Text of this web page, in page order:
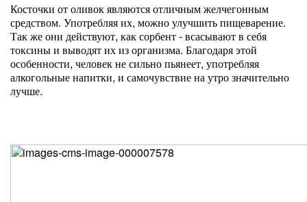
Косточки от оливок являются отличным желчегонным
средством. Употребляя их, можно улучшить пищеварение.
Так же они действуют, как сорбент - всасывают в себя
токсины и выводят их из организма. Благодаря этой
особенности, человек не сильно пьянеет, употребляя
алкогольные напитки, и самочувствие на утро значительно
лучше.